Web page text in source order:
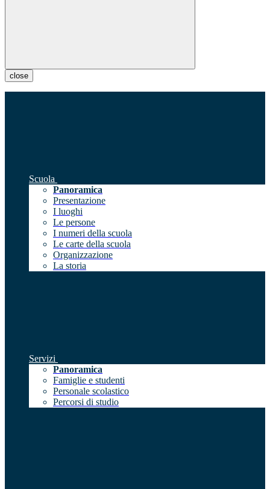
close
Scuola
Panoramica
Presentazione
I luoghi
Le persone
I numeri della scuola
Le carte della scuola
Organizzazione
La storia
Servizi
Panoramica
Famiglie e studenti
Personale scolastico
Percorsi di studio